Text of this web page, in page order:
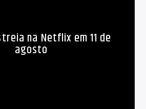
na Netflix em 11 de
agosto